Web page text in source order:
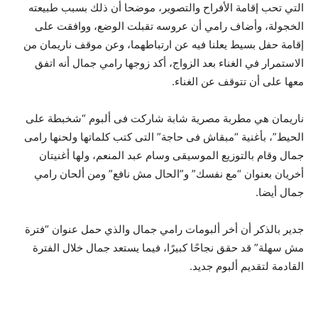
التي تحب إقامة الأفراح والتصوير، موضحا أن ذلك بسبب طبيعته
الخجولة، وأضاف رامي أن عروسه تقبلت الوضع، ووافقت على
إقامة حفل بسيط يعلنا فيه عن ارتباطهما، وعن موقف ناريمان من
الاستمرار في الغناء بعد الزواج، أكد زوجها رامي جمال أنه اتفق
معها على أن تتوقف عن الغناء.
ناريمان هي مطربة مصرية شابة شاركت فى ألبوم “شخبطة على
الحيط”، بأغنية “مبقاش فى حاجة” التى كتب كلماتها ولحنها رامى
جمال وقام بالتوزيع الموسيقى وسام عبد المنعم، ولها أغنيتان
أخريان بعنوان “مع نفسك” و”الحال مش نافع” ومن ألحان رامي
جمال أيضا.
جدير بالذكر أن أخر ألبومات رامي جمال والذي حمل عنوان “فترة
مش سهلة” قد حقق نجاحًا كبيرًا، فيما يستعد جمال خلال الفترة
القادمة لتقديم ألبوم جديد.